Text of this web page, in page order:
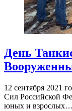
День
12 сентября 2021
Сил Российской
юных и взрослых…